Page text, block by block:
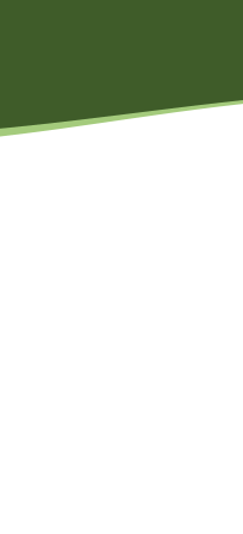
Blog